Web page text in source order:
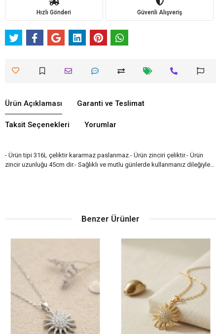
Hızlı Gönderi Güvenli Alışveriş
Ürün Açıklaması Garanti ve Teslimat
Taksit Seçenekleri Yorumlar
- Ürün tipi 316L çeliktir kararmaz paslanmaz.- Ürün zinciri çeliktir.- Ürün
zincir uzunluğu 45cm dir.- Sağlıklı ve mutlu günlerde kullanmanız dileğiyle…
Benzer Ürünler